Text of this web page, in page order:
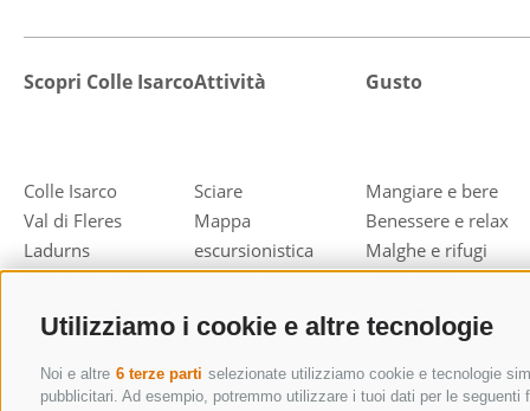
Utilizziamo i cookie e altre tecnologie
Noi e altre 6 terze parti selezionate utilizziamo cookie e tecnologie
pubblicitari. Ad esempio, potremmo utilizzare i tuoi dati per le
Scopri Colle Isarco
Colle Isarco
Val di Fleres
Ladurns
Eventi principali
Concorso fotografico
Montagna & Fiori
"Lederhosen" sulla
Attività
Sciare
Mappa
escursionistica
interattiva
Sci alpinismo
Escursioni e
arrampicata
Gusto
Mangiare e bere
Benessere e relax
Malghe e rifugi
Il fascino di
Area grigliate Colle
Isarco